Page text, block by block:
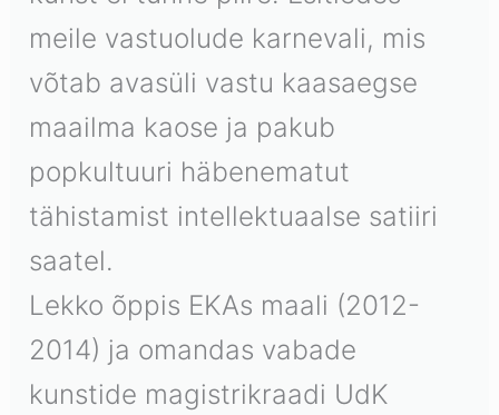
meile vastuolude karnevali, mis
võtab avasüli vastu kaasaegse
maailma kaose ja pakub
popkultuuri häbenematut
tähistamist intellektuaalse satiiri
saatel.
Lekko õppis EKAs maali (2012-
2014) ja omandas vabade
kunstide magistrikraadi UdK